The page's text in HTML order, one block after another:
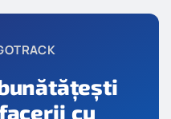
cu